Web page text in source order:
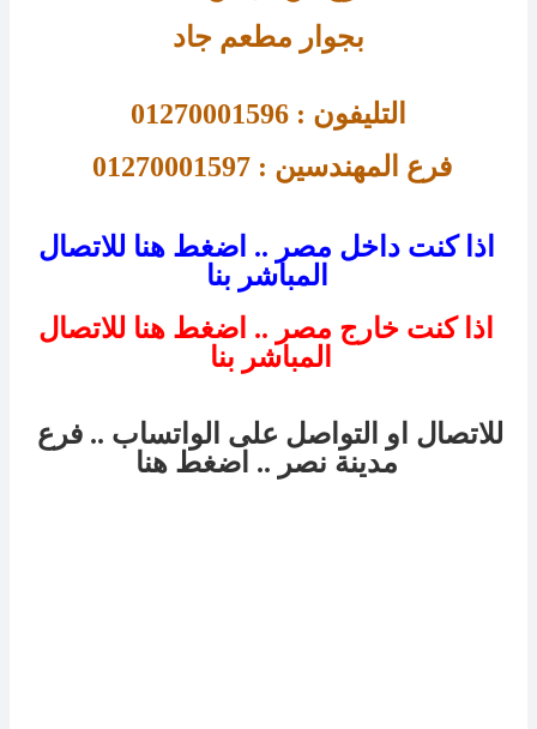
بجوار مطعم جاد
التليفون : 01270001596
فرع المهندسين : 01270001597
اذا كنت داخل مصر .. اضغط هنا للاتصال
اذا كنت خارج مصر .. اضغط هنا للاتصال
المباشر بنا
للاتصال او التواصل على الواتساب .. فرع
مدينة نصر .. اضغط هنا